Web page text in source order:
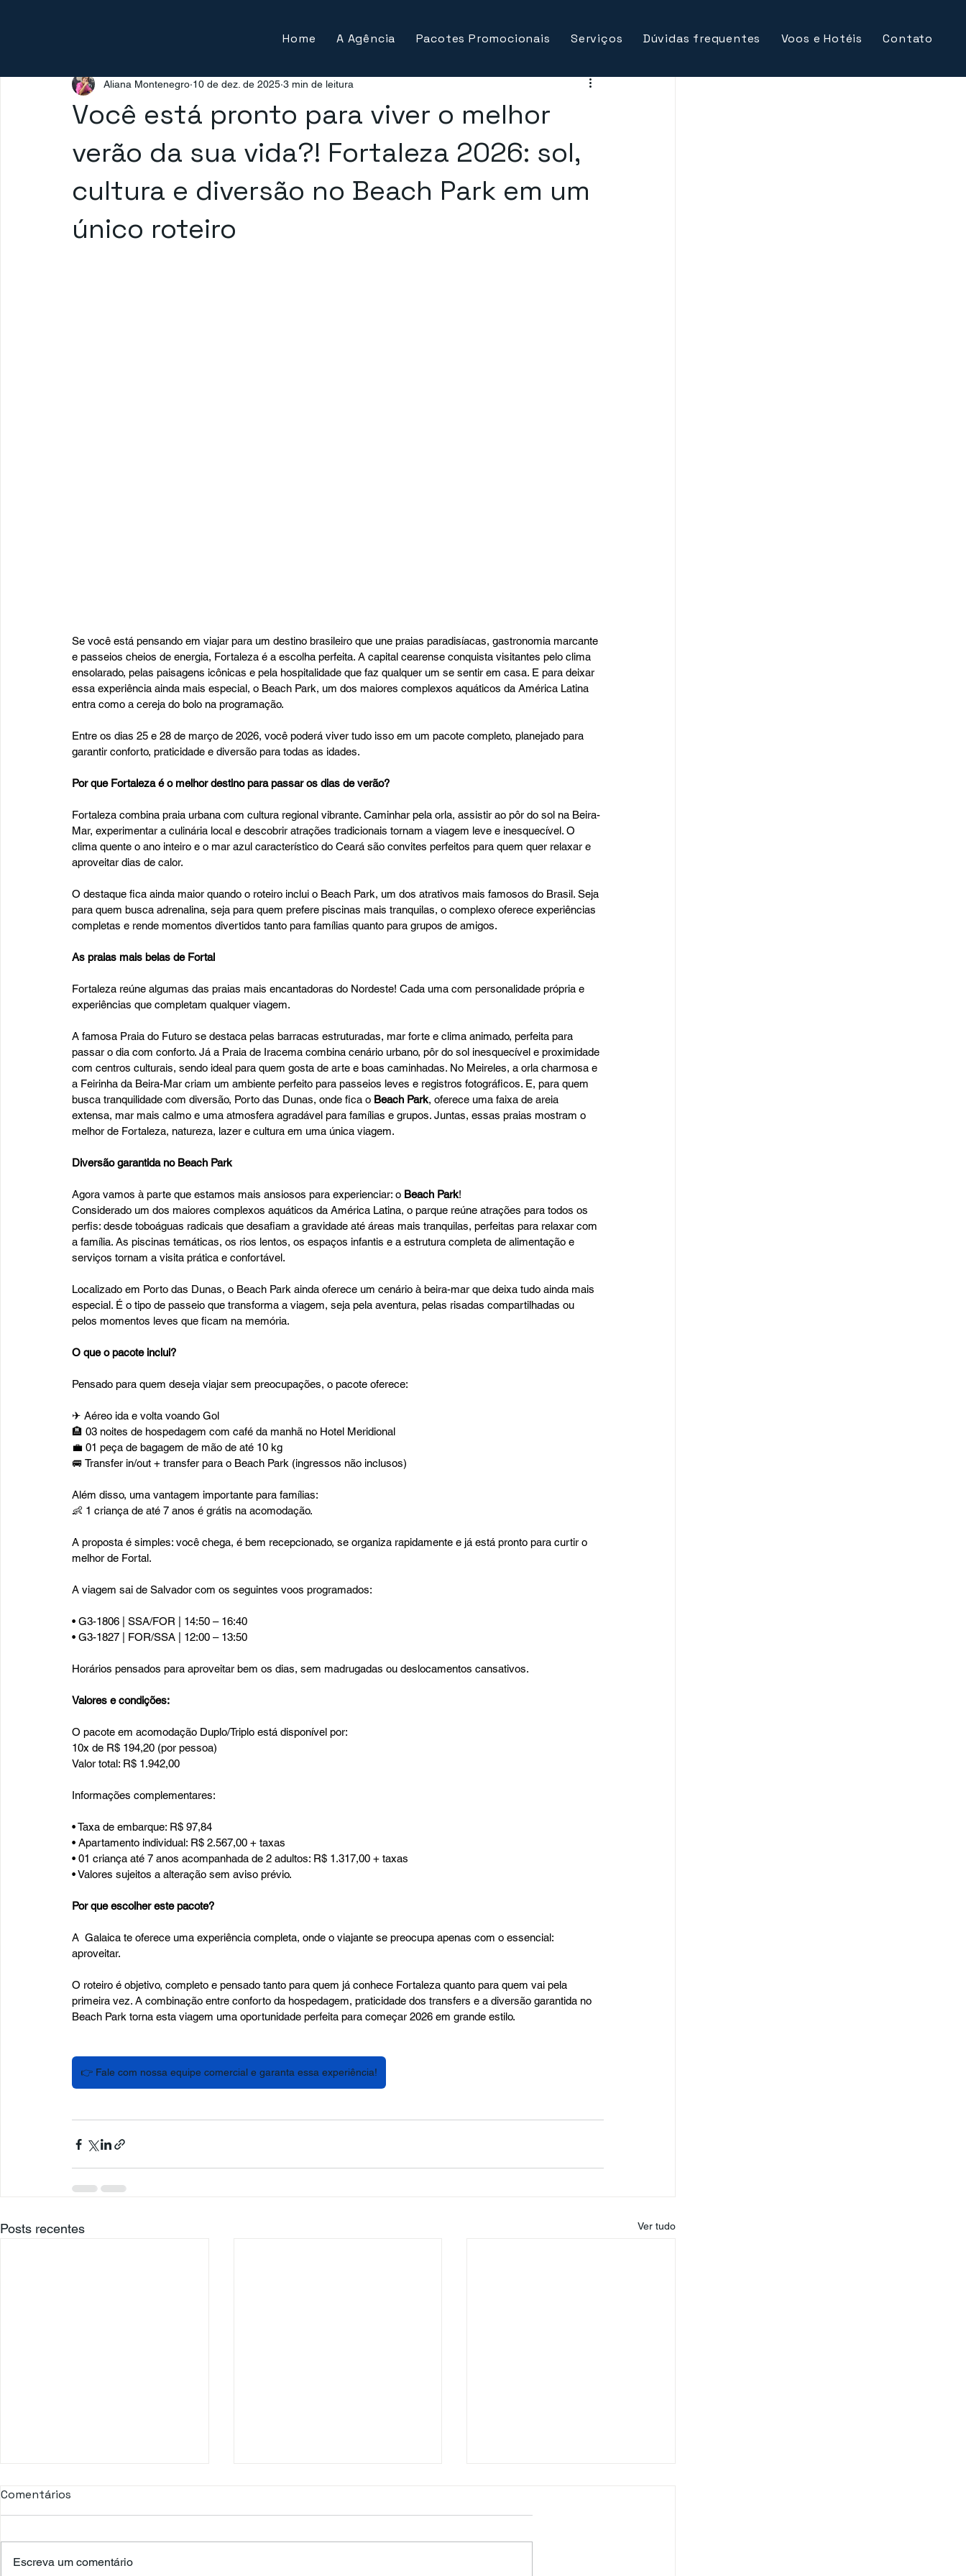
Home A Agência Pacotes Promocionais Serviços Dúvidas frequentes Voos e Hotéis Contato
Você está pronto para viver o melhor
verão da sua vida?! Fortaleza 2026: sol,
cultura e diversão no Beach Park em um
único roteiro
Aliana Montenegro 10 de dez. de 2025 3 min de leitura
Se você está pensando em viajar para um destino brasileiro que une praias paradisíacas, gastronomia marcante
e passeios cheios de energia, Fortaleza é a escolha perfeita. A capital cearense conquista visitantes pelo clima
ensolarado, pelas paisagens icônicas e pela hospitalidade que faz qualquer um se sentir em casa. E para deixar
essa experiência ainda mais especial, o Beach Park, um dos maiores complexos aquáticos da América Latina
entra como a cereja do bolo na programação.
Entre os dias 25 e 28 de março de 2026, você poderá viver tudo isso em um pacote completo, planejado para
garantir conforto, praticidade e diversão para todas as idades.
Por que Fortaleza é o melhor destino para passar os dias de verão?
Fortaleza combina praia urbana com cultura regional vibrante. Caminhar pela orla, assistir ao pôr do sol na Beira-
Mar, experimentar a culinária local e descobrir atrações tradicionais tornam a viagem leve e inesquecível. O
clima quente o ano inteiro e o mar azul característico do Ceará são convites perfeitos para quem quer relaxar e
aproveitar dias de calor.
O destaque fica ainda maior quando o roteiro inclui o Beach Park, um dos atrativos mais famosos do Brasil. Seja
para quem busca adrenalina, seja para quem prefere piscinas mais tranquilas, o complexo oferece experiências
completas e rende momentos divertidos tanto para famílias quanto para grupos de amigos.
As praias mais belas de Fortal
Fortaleza reúne algumas das praias mais encantadoras do Nordeste! Cada uma com personalidade própria e
experiências que completam qualquer viagem.
A famosa Praia do Futuro se destaca pelas barracas estruturadas, mar forte e clima animado, perfeita para
passar o dia com conforto. Já a Praia de Iracema combina cenário urbano, pôr do sol inesquecível e proximidade
com centros culturais, sendo ideal para quem gosta de arte e boas caminhadas. No Meireles, a orla charmosa e
a Feirinha da Beira-Mar criam um ambiente perfeito para passeios leves e registros fotográficos. E, para quem
busca tranquilidade com diversão, Porto das Dunas, onde fica o Beach Park, oferece uma faixa de areia
extensa, mar mais calmo e uma atmosfera agradável para famílias e grupos. Juntas, essas praias mostram o
melhor de Fortaleza, natureza, lazer e cultura em uma única viagem.
Diversão garantida no Beach Park
Agora vamos à parte que estamos mais ansiosos para experienciar: o Beach Park!
Considerado um dos maiores complexos aquáticos da América Latina, o parque reúne atrações para todos os
perfis: desde toboáguas radicais que desafiam a gravidade até áreas mais tranquilas, perfeitas para relaxar com
a família. As piscinas temáticas, os rios lentos, os espaços infantis e a estrutura completa de alimentação e
serviços tornam a visita prática e confortável.
Localizado em Porto das Dunas, o Beach Park ainda oferece um cenário à beira-mar que deixa tudo ainda mais
especial. É o tipo de passeio que transforma a viagem, seja pela aventura, pelas risadas compartilhadas ou
pelos momentos leves que ficam na memória.
O que o pacote inclui?
Pensado para quem deseja viajar sem preocupações, o pacote oferece:
✈ Aéreo ida e volta voando Gol
🏨 03 noites de hospedagem com café da manhã no Hotel Meridional
💼 01 peça de bagagem de mão de até 10 kg
🚐 Transfer in/out + transfer para o Beach Park (ingressos não inclusos)
Além disso, uma vantagem importante para famílias:
👶 1 criança de até 7 anos é grátis na acomodação.
A proposta é simples: você chega, é bem recepcionado, se organiza rapidamente e já está pronto para curtir o
melhor de Fortal.
A viagem sai de Salvador com os seguintes voos programados:
• G3-1806 | SSA/FOR | 14:50 – 16:40
• G3-1827 | FOR/SSA | 12:00 – 13:50
Horários pensados para aproveitar bem os dias, sem madrugadas ou deslocamentos cansativos.
Valores e condições:
O pacote em acomodação Duplo/Triplo está disponível por:
10x de R$ 194,20 (por pessoa)
Valor total: R$ 1.942,00
Informações complementares:
• Taxa de embarque: R$ 97,84
• Apartamento individual: R$ 2.567,00 + taxas
• 01 criança até 7 anos acompanhada de 2 adultos: R$ 1.317,00 + taxas
• Valores sujeitos a alteração sem aviso prévio.
Por que escolher este pacote?
A  Galaica te oferece uma experiência completa, onde o viajante se preocupa apenas com o essencial:
aproveitar.
O roteiro é objetivo, completo e pensado tanto para quem já conhece Fortaleza quanto para quem vai pela
primeira vez. A combinação entre conforto da hospedagem, praticidade dos transfers e a diversão garantida no
Beach Park torna esta viagem uma oportunidade perfeita para começar 2026 em grande estilo.
👉 Fale com nossa equipe comercial e garanta essa experiência!
Posts recentes Ver tudo
Comentários
Escreva um comentário